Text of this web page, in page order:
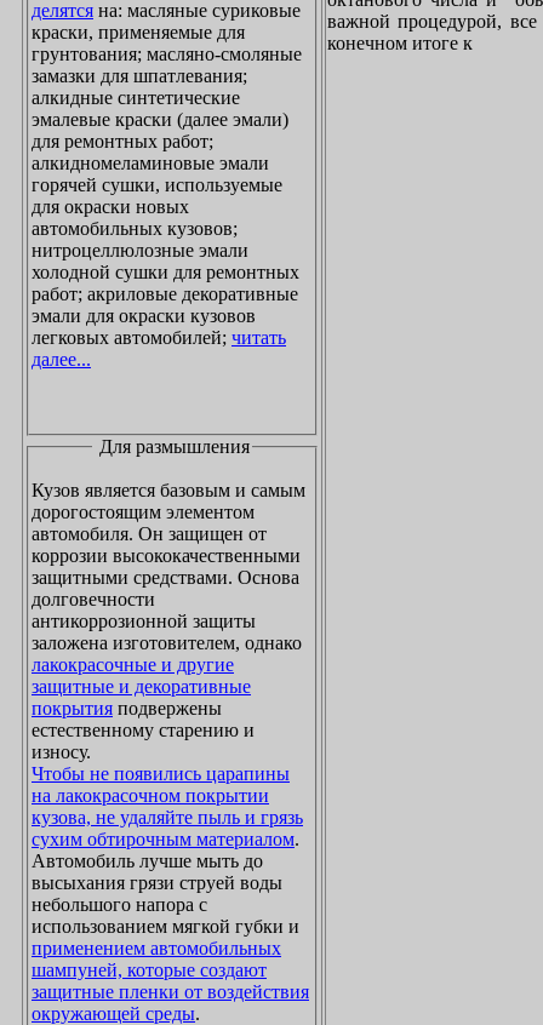
делятся на: масляные суриковые
краски, применяемые для
грунтования; масляно-смоляные
замазки для шпатлевания;
алкидные синтетические
эмалевые краски (далее эмали)
для ремонтных работ;
алкидномеламиновые эмали
горячей сушки, используемые
для окраски новых
автомобильных кузовов;
нитроцеллюлозные эмали
холодной сушки для ремонтных
работ; акриловые декоративные
эмали для окраски кузовов
легковых автомобилей; читать
далее...
Для размышления
Кузов является базовым и самым
дорогостоящим элементом
автомобиля. Он защищен от
коррозии высококачественными
защитными средствами. Основа
долговечности
антикоррозионной защиты
заложена изготовителем, однако
лакокрасочные и другие
защитные и декоративные
покрытия подвержены
естественному старению и
износу.
Чтобы не появились царапины
на лакокрасочном покрытии
кузова, не удаляйте пыль и грязь
сухим обтирочным материалом.
Автомобиль лучше мыть до
высыхания грязи струей воды
небольшого напора с
использованием мягкой губки и
применением автомобильных
шампуней, которые создают
защитные пленки от воздействия
окружающей среды.
важной процедурой, все
конечном итоге к